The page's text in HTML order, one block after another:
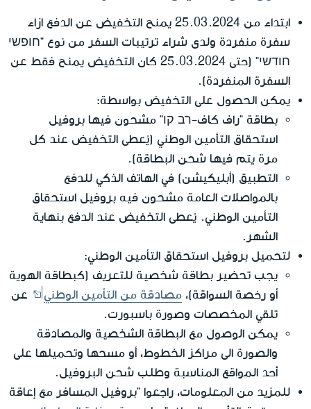
ابتداء من 25.03.2024 يمنح التخفيض عن الدفع ازاء
سفرة منفردة ولدى شراء ترتيبات السفر من نوع "חופשי
חודשי" (حتى 25.03.2024 كان التخفيض يمنح فقط عن
السفرة المنفردة).
يمكن الحصول على التخفيض بواسطة:
بطاقة "راف كاف-רב קו" مشحون فيها بروفيل
استحقاق التأمين الوطني (يُعطى التخفيض عند كل
مرة يتم فيها شحن البطاقة).
التطبيق (أبليكيشن) في الهاتف الذكي للدفع
بالمواصلات العامة مشحون فيه بروفيل استحقاق
التأمين الوطني. يُعطى التخفيض عند الدفع بنهاية
الشهر.
لتحميل بروفيل استحقاق التأمين الوطني:
يجب تحضير بطاقة شخصية للتعريف (كبطاقة الهوية
أو رخصة السواقة)، مصادقة من التأمين الوطني
عن
تلقي المخصصات وصورة باسبورت.
يمكن الوصول مع البطاقة الشخصية والمصادقة
والصورة الى مراكز الخطوط، أو مسحها وتحميلها على
أحد المواقع المناسبة وطلب شحن البروفيل.
للمزيد من المعلومات، راجعوا "بروفيل المسافر مع إعاقة